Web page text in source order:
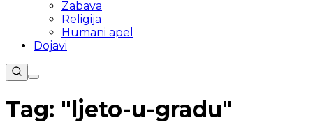
Zabava
Religija
Humani apel
Dojavi
Tag: "ljeto-u-gradu"